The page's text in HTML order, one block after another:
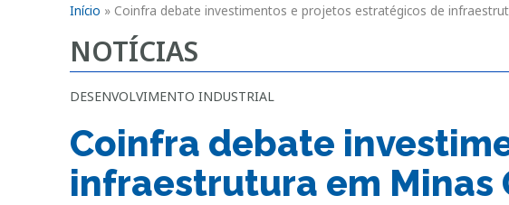
Início » Coinfra debate investimentos e projetos estratégicos de
NOTÍCIAS
DESENVOLVIMENTO INDUSTRIAL
Coinfra debate
infraestrutura em Minas